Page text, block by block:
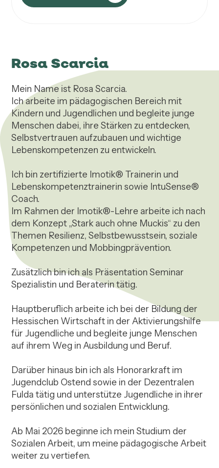
Rosa Scarcia
Mein Name ist Rosa Scarcia.
Ich arbeite im pädagogischen Bereich mit
Kindern und Jugendlichen und begleite junge
Menschen dabei, ihre Stärken zu entdecken,
Selbstvertrauen aufzubauen und wichtige
Lebenskompetenzen zu entwickeln.
Ich bin zertifizierte Imotik® Trainerin und
Lebenskompetenztrainerin sowie IntuSense®
Coach.
Im Rahmen der Imotik®-Lehre arbeite ich nach
dem Konzept „Stark auch ohne Muckis“ zu den
Themen Resilienz, Selbstbewusstsein, soziale
Kompetenzen und Mobbingprävention.
Zusätzlich bin ich als Präsentation Seminar
Spezialistin und Beraterin tätig.
Hauptberuflich arbeite ich bei der Bildung der
Hessischen Wirtschaft in der Aktivierungshilfe
für Jugendliche und begleite junge Menschen
auf ihrem Weg in Ausbildung und Beruf.
Darüber hinaus bin ich als Honorarkraft im
Jugendclub Ostend sowie in der Dezentralen
Fulda tätig und unterstütze Jugendliche in ihrer
persönlichen und sozialen Entwicklung.
Ab Mai 2026 beginne ich mein Studium der
Sozialen Arbeit, um meine pädagogische Arbeit
weiter zu vertiefen.